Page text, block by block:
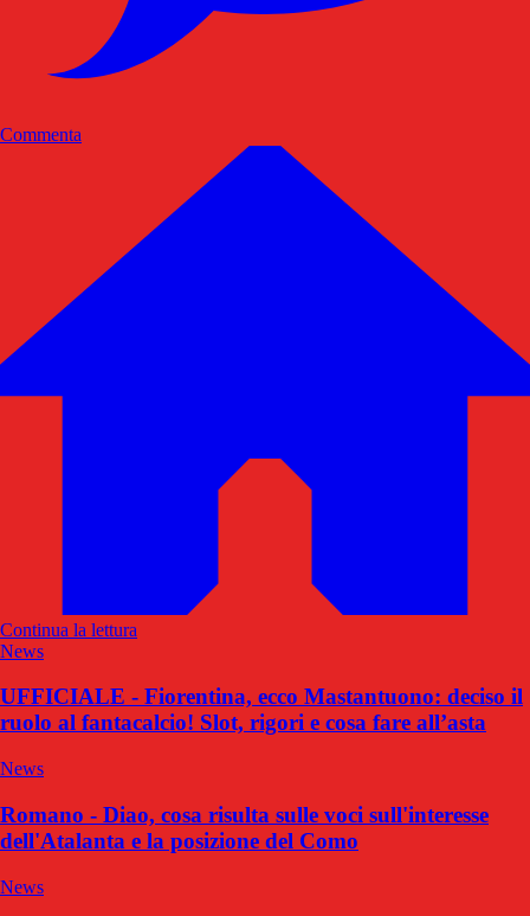
Commenta
Continua la lettura
News
UFFICIALE - Fiorentina, ecco Mastantuono: deciso il
ruolo al fantacalcio! Slot, rigori e cosa fare all’asta
News
Romano - Diao, cosa risulta sulle voci sull'interesse
dell'Atalanta e la posizione del Como
News